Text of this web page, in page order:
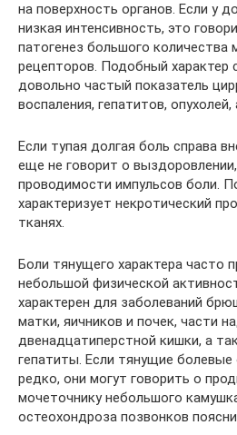
на поверхность органов. Если у
низкая интенсивность, это
патогенез большого количества
рецепторов. Подобный характер
довольно частый показатель
воспаления, гепатитов,
Если тупая долгая боль справа
еще не говорит о
проводимости импульсов боли.
характеризует некротический
тканях.
Боли тянущего характера часто
небольшой физической
характерен для заболеваний
матки, яичников и почек, части
двенадцатиперстной кишки, а
гепатиты. Если тянущие
редко, они могут говорить о
мочеточнику небольшого
остеохондроза позвонков